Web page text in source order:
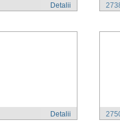
Detalii
Detalii